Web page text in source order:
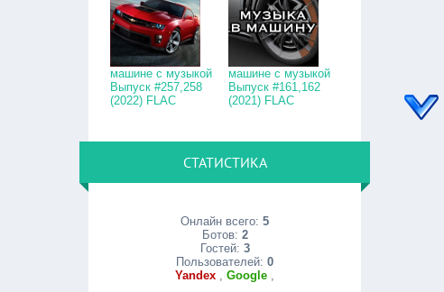
машине с музыкой
Выпуск #257,258
(2022) FLAC
машине с музыкой
Выпуск #161,162
(2021) FLAC
СТАТИСТИКА
Онлайн всего:5
Ботов: 2
Гостей: 3
Пользователей:0
Yandex ,Google ,